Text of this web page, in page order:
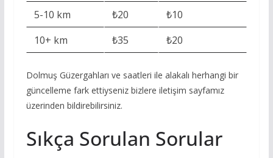
5-10 km
₺20
₺10
10+ km
₺35 ₺20
Dolmuş Güzergahları ve saatleri ile alakalı herhangi bir
güncelleme fark ettiyseniz bizlere iletişim sayfamız
üzerinden bildirebilirsiniz.
Sıkça Sorulan Sorular